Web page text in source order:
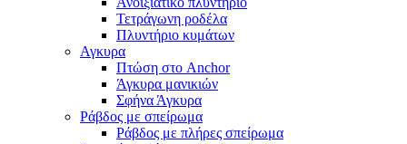
Τετράγωνη ροδέλα
Πλυντήριο κυμάτων
Αγκυρα
Πτώση στο Anchor
Άγκυρα μανικιών
Σφήνα Άγκυρα
Ράβδος με σπείρωμα
Ράβδος με πλήρες σπείρωμα